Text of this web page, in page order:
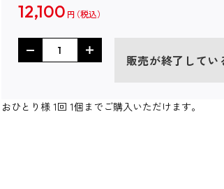
12,100 円
販売が終了してい
おひとり様 1回 1個までご購入いただけます。